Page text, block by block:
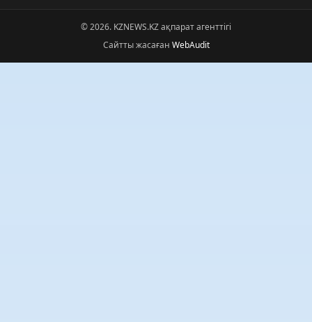
© 2026. KZNEWS.KZ ақпарат агенттігі
Сайтты жасаған WebAudit